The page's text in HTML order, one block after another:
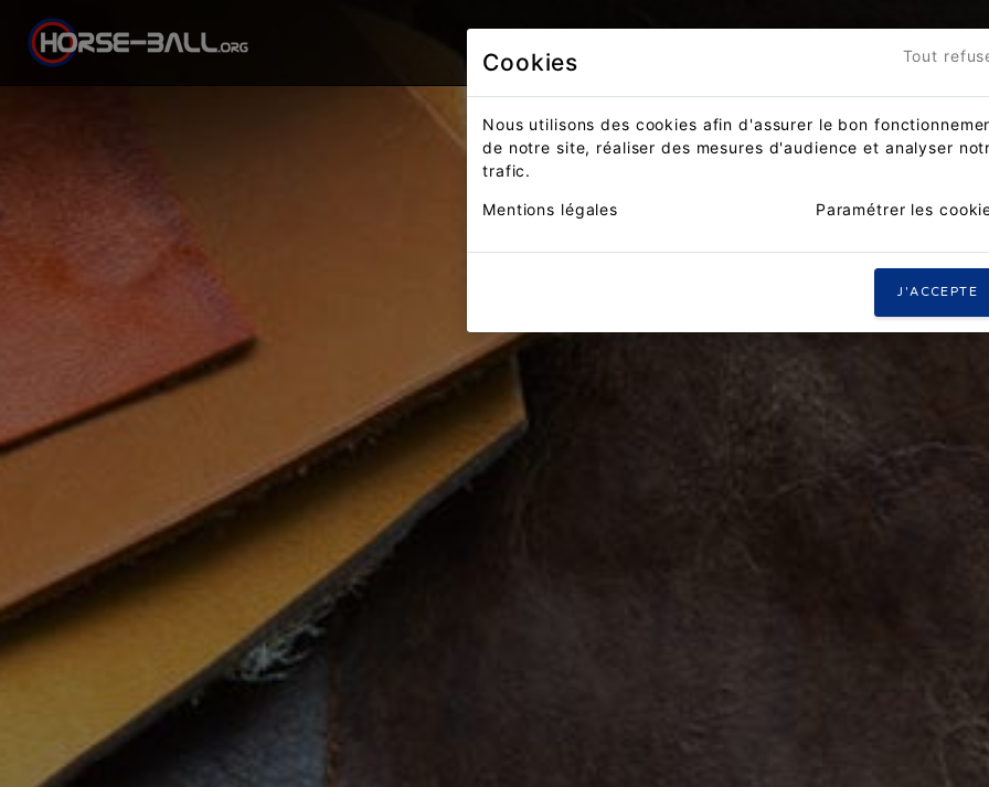
Cookies Tout
Nous utilisons des cookies afin d'assurer le bon
de notre site, réaliser des mesures d'audience et analyser
trafic.
Mentions légales Paramétrer les
J'ACCEPTE